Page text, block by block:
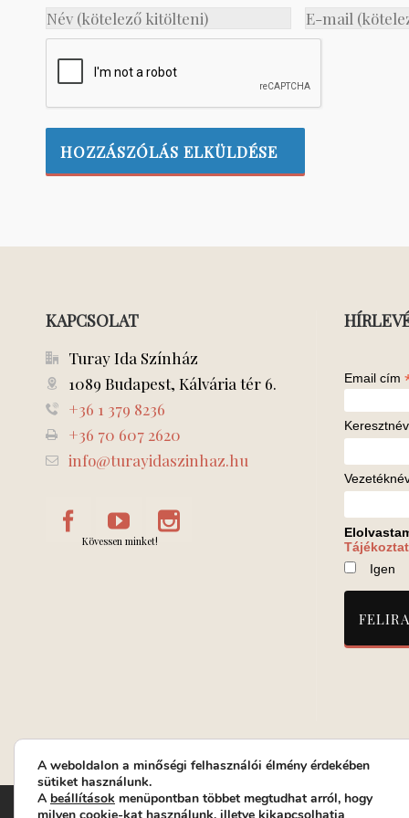
KAPCSOLAT
Turay Ida Színház
1089 Budapest, Kálvária tér 6.
+36 1 379 8236
+36 70 607 2620
info@turayidaszinhaz.hu
Kövessen minket!
Email cím
Keresztnév
Igen
Turay Ida Színház Közhasznú Nonprofit Kft. | Működési
A weboldalon a minőségi felhasználói élmény érdekében
sütiket használunk.
A beállítások menüpontban többet megtudhat arról, hogy